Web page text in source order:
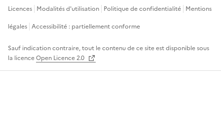
Licences Modalités d'utilisation Politique de confidentialité Mentions
légales Accessibilité : partiellement conforme
Sauf indication contraire, tout le contenu de ce site est disponible sous
la licenceOpen Licence 2.0